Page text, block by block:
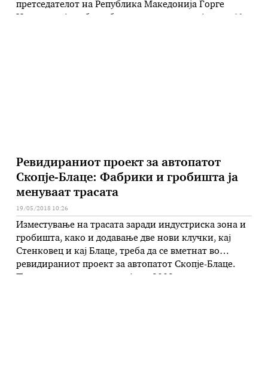
претседателот на Република Македонија Ѓорге
Ревидираниот проект за автопатот
Скопје-Блаце: Фабрики и гробишта ја
менуваат трасата
19/05/2018 10:26
Изместување на трасата заради индустриска зона и
гробишта, како и додавање две нови клучки, кај
Стенковец и кај Блаце, треба да се вметнат во
ревидираниот проект за автопатот Скопје-Блаце.